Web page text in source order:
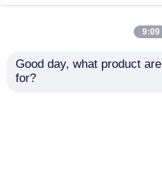
9:09
Good day, what product
for?